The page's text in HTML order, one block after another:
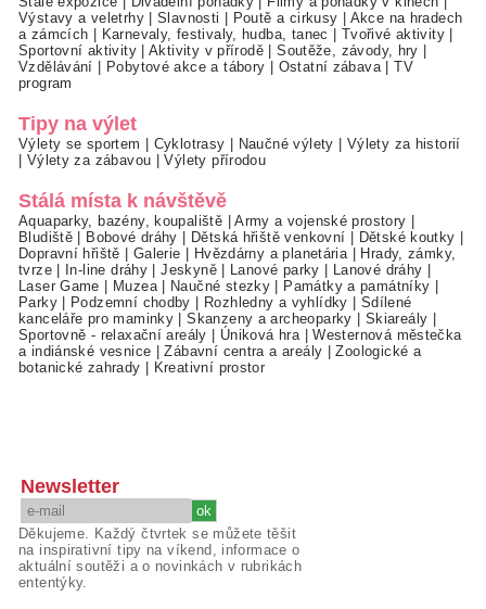
Výstavy a veletrhy|Slavnosti Poutě a cirkusy
Akce na hradech
a zámcích
Karnevaly, festivaly, hudba, tanec Tvořivé aktivity
Sportovní aktivity|Aktivity v přírodě |Soutěže, závody, hry
Vzdělávání
Pobytové akce a tábory Ostatní zábava|TV
program
Tipy na výlet
Výlety se sportem Cyklotrasy Naučné výlety
Výlety za historií
Výlety za zábavou |Výlety přírodou
Stálá místa k návštěvě
Aquaparky, bazény, koupaliště |Army a vojenské prostory
Bludiště
Bobové dráhy Dětská hřiště venkovní Dětské koutky
Dopravní hřiště
Galerie Hvězdárny a planetária|
Hrady, zámky,
tvrze| In-line dráhy |Jeskyně| Lanové parky Lanové dráhy
Laser Game
Muzea| Naučné stezky Památky a památníky
Parky| Podzemní chodby Rozhledny a vyhlídky
Sdílené
kanceláře pro maminky |Skanzeny a archeoparky Skiareály
Sportovně - relaxační areály
Úniková hra|Westernová městečka
a indiánské vesnice |Zábavní centra a areály |Zoologické a
botanické zahrady
Kreativní prostor
Newsletter
Děkujeme. Každý čtvrtek se můžete těšit
na inspirativní tipy na víkend, informace o
aktuální soutěži a o novinkách v rubrikách
ententýky.